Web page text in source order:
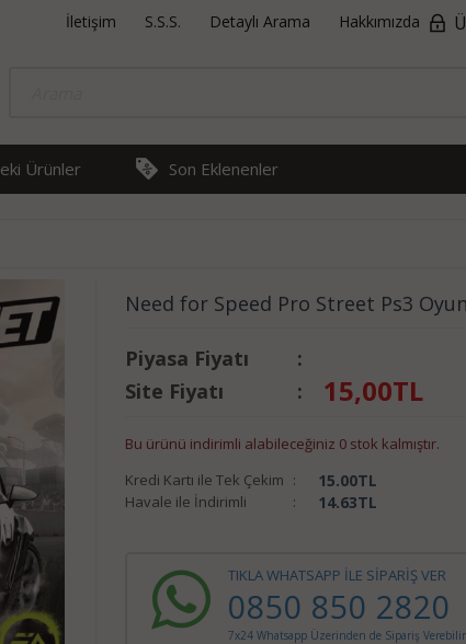
İletişim S.S.S. Detaylı Arama Hakkımızda
Ürünler Son Eklenenler
Need for Speed Pro Street Ps3 Oyun
Piyasa Fiyatı
:
Site Fiyatı
: 15,00TL
Bu ürünü indirimli alabileceğiniz 0 stok kalmıştır.
Kredi Kartı ile Tek Çekim : 15.00TL
Havale ile İndirimli : 14.63TL
TIKLA WHATSAPP İLE SİPARİŞ VER
0850 850 2820
7x24 Whatsapp Üzerinden de Sipariş